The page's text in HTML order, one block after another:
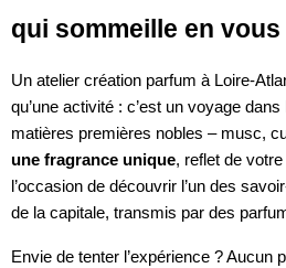
qui sommeille en vous
Un atelier création parfum à Loire-
qu’une activité : c’est un voyage
matières premières nobles – musc,
une fragrance unique, reflet de
l’occasion de découvrir l’un des
de la capitale, transmis par des
Envie de tenter l’expérience ? Aucun